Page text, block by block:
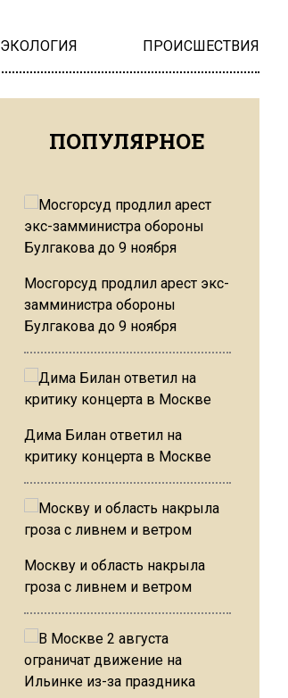
ЭКОЛОГИЯ ПРОИСШЕСТВИЯ
ПОПУЛЯРНОЕ
Мосгорсуд продлил арест экс-
замминистра обороны
Булгакова до 9 ноября
Дима Билан ответил на
критику концерта в Москве
Москву и область накрыла
гроза с ливнем и ветром